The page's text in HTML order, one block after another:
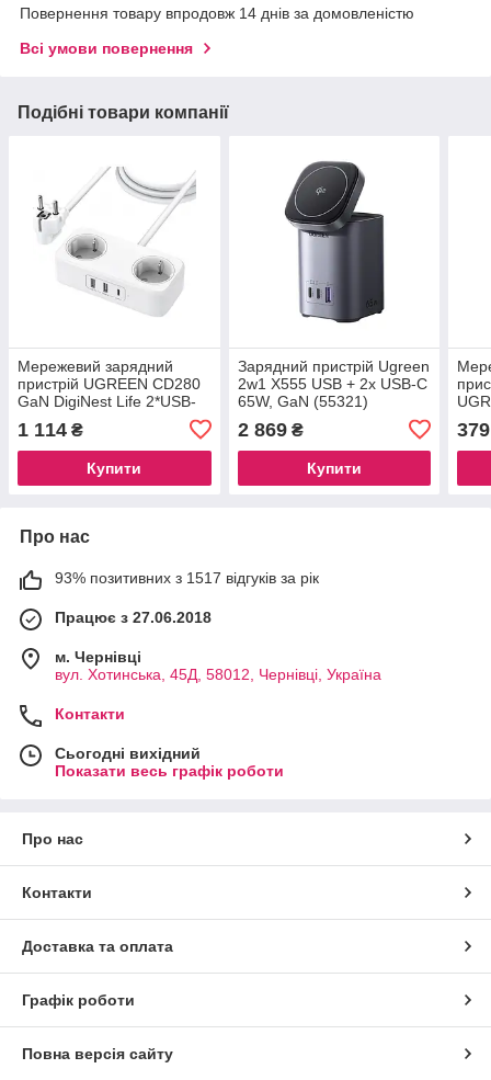
Повернення товару впродовж 14 днів за домовленістю
Всі умови повернення
Подібні товари компанії
Мережевий зарядний
пристрій UGREEN CD280
GaN DigiNest Life 2*USB-
A+1*USB-C 30W 1.8m EU
white(50683)
1 114 ₴
Купити
Зарядний пристрій Ugreen
2w1 X555 USB + 2x USB-C
65W, GaN (55321)
2 869₴
Купити
379
Про нас
93% позитивних з 1517 відгуків за рік
Працює з 27.06.2018
м. Чернівці
вул. Хотинська, 45Д, 58012, Чернівці, Україна
Контакти
Сьогодні вихідний
Показати весь графік роботи
Про нас
Контакти
Доставка та оплата
Графік роботи
Повна версія сайту